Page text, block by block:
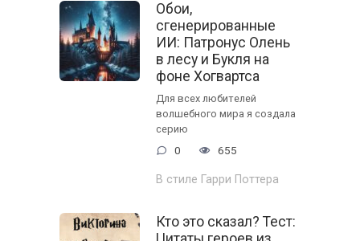
Обои,
сгенерированные
ИИ: Патронус Олень
в лесу и Букля на
фоне Хогвартса
Для всех любителей
волшебного мира я создала
серию
0 655
В стиле Гарри Поттера
Кто это сказал? Тест: